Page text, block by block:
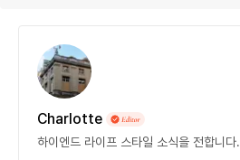
Charlotte
하이엔드 라이프 스타일 소식을 전합니다.